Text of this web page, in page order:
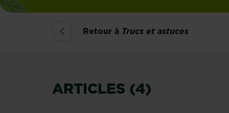
Retour à Trucs et astuces
ARTICLES (4)